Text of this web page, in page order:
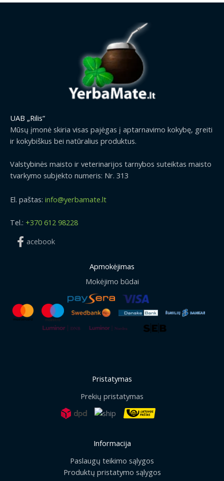
UAB „Rilis“
Mūsų įmonė skiria visas pajėgas į aptarnavimo kokybę, greiti
ir kokybiškus bei natūralius produktus.
Valstybinės maisto ir veterinarijos tarnybos suteiktas maisto
tvarkymo subjekto numeris: Nr. 313
El. paštas: info@yerbamate.lt
Tel.: +370 612 98228
acebook
Apmokėjimas
Mokėjimo būdai
Pristatymas
Prekių pristatymas
Informacija
Paslaugų teikimo sąlygos
Produktų pristatymo sąlygos